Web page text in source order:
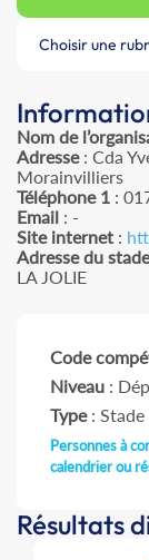
Choisir une
Nom de
Adresse: Cda
Morainvilliers
Téléphone 1 :
Email : -
Site internet :
Adresse du stade
LA JOLIE
Code
Niveau :
Type:
Personnes à
calendrier ou
Résultats